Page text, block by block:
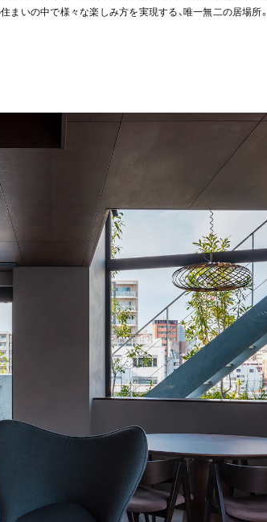
まいの中で様々な楽しみ方を実現する、唯一無二の居場所。